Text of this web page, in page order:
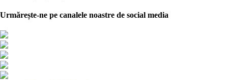
Urmărește-ne pe canalele noastre de social media